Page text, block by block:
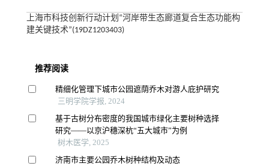
上海市科技创新行动计划“河岸带生态廊道复合生态功能构
建关键技术”(19DZ1203403)